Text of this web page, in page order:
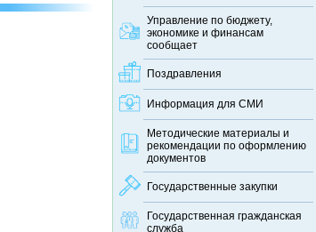
Управление по бюджету,
экономике и финансам
сообщает
Поздравления
Информация для СМИ
Методические материалы и
рекомендации по оформлению
документов
Государственные закупки
Государственная гражданская
служба